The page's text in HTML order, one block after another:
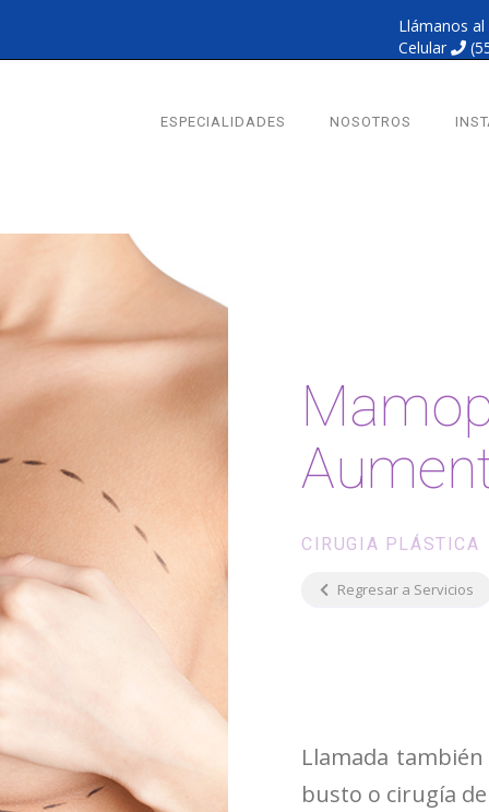
Llámanos al
Celular
ESPECIALIDADES NOSOTROS
CIRUGIA PLÁSTICA
Regresar a Servicios
Llamada
busto o cirugía